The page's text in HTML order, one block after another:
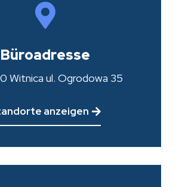
Büroadresse
Witnica ul. Ogrodowa 35
anzeigen